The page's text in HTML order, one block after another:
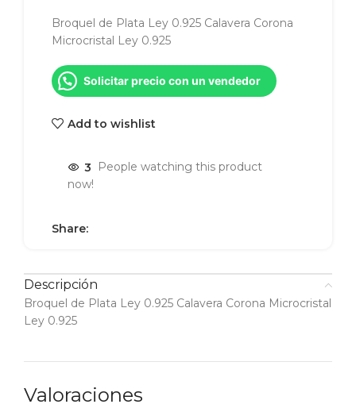
Broquel de Plata Ley 0.925 Calavera Corona
Microcristal Ley 0.925
Solicitar precio con un vendedor
Add to wishlist
3
People watching this product
now!
Share:
Descripción
Broquel de Plata Ley 0.925 Calavera Corona Microcristal
Ley 0.925
Valoraciones